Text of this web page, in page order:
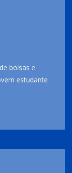
bolsas e
estudante